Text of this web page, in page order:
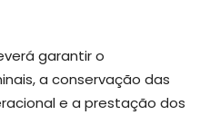
garantir o
a conservação das
e a prestação dos